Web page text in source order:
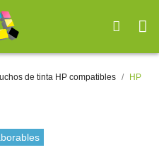
de tinta HP compatibles
HP